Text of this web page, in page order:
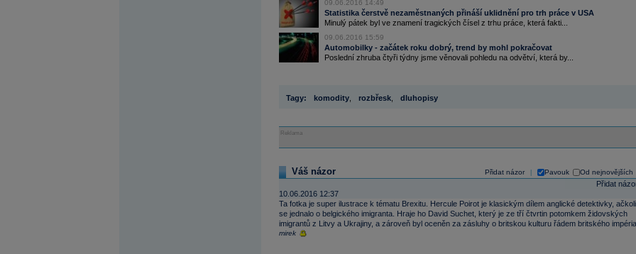
09.06.2016 14:49
Statistika čerstvě nezaměstnaných přináší uklidnění pro trh práce v USA
Minulý pátek byl ve znamení tragických čísel z trhu práce, která fakti...
09.06.2016 15:59
Automobilky - začátek roku dobrý, trend by mohl pokračovat
Poslední zhruba čtyři týdny jsme věnovali pohledu na odvětví, která by...
Tagy: komodity, rozbřesk, dluhopisy
Reklama
Přidat názor Pavouk Od nejnovějších
Váš názor
Přidat
10.06.2016 12:37
Ta fotka je super ilustrace k tématu Brexitu. Hercule Poirot je klasickým dílem anglické detektivky, ačkoli
se jednalo o belgického imigranta. Hraje ho David Suchet, který je ze tří čtvrtin potomkem židovských
imigrantů z Litvy a Ukrajiny, a zároveň byl oceněn za zásluhy o britskou kulturu řádem britského
mirek